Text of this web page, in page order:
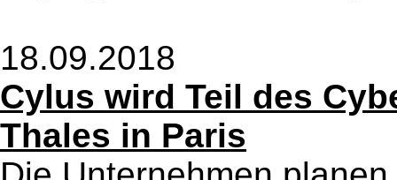
18.09.2018
Cylus wird Teil des
Thales in Paris